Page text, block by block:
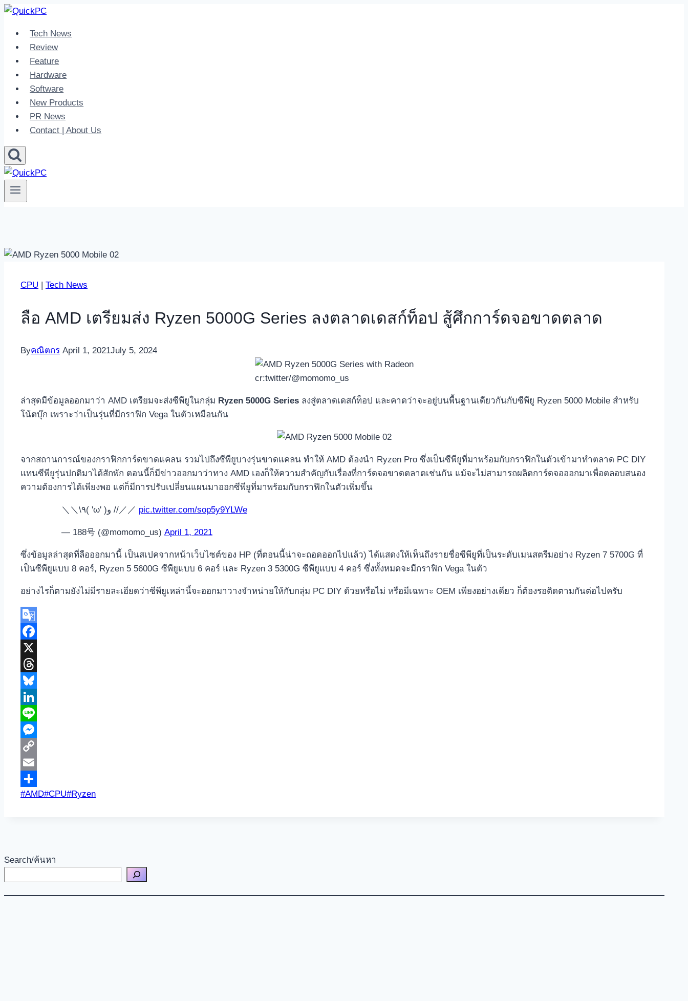
Skip
contentTech News
Review
Feature
Hardware
Software
New Products
PR News
Contact | About Us
CPU | Tech News
ลือ AMD เตรียมส่ง Ryzen 5000G Series ลงตลาดเดสก์ท็อป สู้ศึกการ์ดจอขาดตลาด
Byคณิตกร April 1, 2021July 5, 2024
cr:twitter/@momomo_us
ล่าสุดมีข้อมูลออกมาว่า AMD เตรียมจะส่งซีพียูในกลุ่ม Ryzen 5000G Series ลงสู่ตลาดเดสก์ท็อป และคาดว่าจะอยู่บนพื้นฐานเดียวกันกับซีพียู Ryzen 5000 Mobile สำหรับ
โน้ตบุ๊ก เพราะว่าเป็นรุ่นที่มีกราฟิก Vega ในตัวเหมือนกัน
จากสถานการณ์ของกราฟิกการ์ดขาดแคลน รวมไปถึงซีพียูบางรุ่นขาดแคลน ทำให้ AMD ต้องนำ Ryzen Pro ซึ่งเป็นซีพียูที่มาพร้อมกับกราฟิกในตัวเข้ามาทำตลาด PC DIY
แทนซีพียูรุ่นปกติมาได้สักพัก ตอนนี้ก็มีข่าวออกมาว่าทาง AMD เองก็ให้ความสำคัญกับเรื่องที่การ์ดจอขาดตลาดเช่นกัน แม้จะไม่สามารถผลิตการ์ดจอออกมาเพื่อตลอบสนอง
ความต้องการได้เพียงพอ แต่ก็มีการปรับเปลี่ยนแผนมาออกซีพียูที่มาพร้อมกับกราฟิกในตัวเพิ่มขึ้น
＼＼\٩( 'ω' )و //／／ pic.twitter.com/sop5y9YLWe
— 188号 (@momomo_us) April 1, 2021
ซึ่งข้อมูลล่าสุดที่ลือออกมานี้ เป็นสเปคจากหน้าเว็บไซต์ของ HP (ที่ตอนนี้น่าจะถอดออกไปแล้ว) ได้แสดงให้เห็นถึงรายชื่อซีพียูที่เป็นระดับเมนสตรีมอย่าง Ryzen 7 5700G ที่
เป็นซีพียูแบบ 8 คอร์, Ryzen 5 5600G ซีพียูแบบ 6 คอร์ และ Ryzen 3 5300G ซีพียูแบบ 4 คอร์ ซึ่งทั้งหมดจะมีกราฟิก Vega ในตัว
อย่างไรก็ตามยังไม่มีรายละเอียดว่าซีพียูเหล่านี้จะออกมาวางจำหน่ายให้กับกลุ่ม PC DIY ด้วยหรือไม่ หรือมีเฉพาะ OEM เพียงอย่างเดียว ก็ต้องรอติดตามกันต่อไปครับ
Google
Translate
Facebook
X
Threads
Bluesky
LinkedIn
Line
Messenger
Copy
Link
Email
Share
Post
#AMD#CPU#Ryzen
Search/ค้นหา